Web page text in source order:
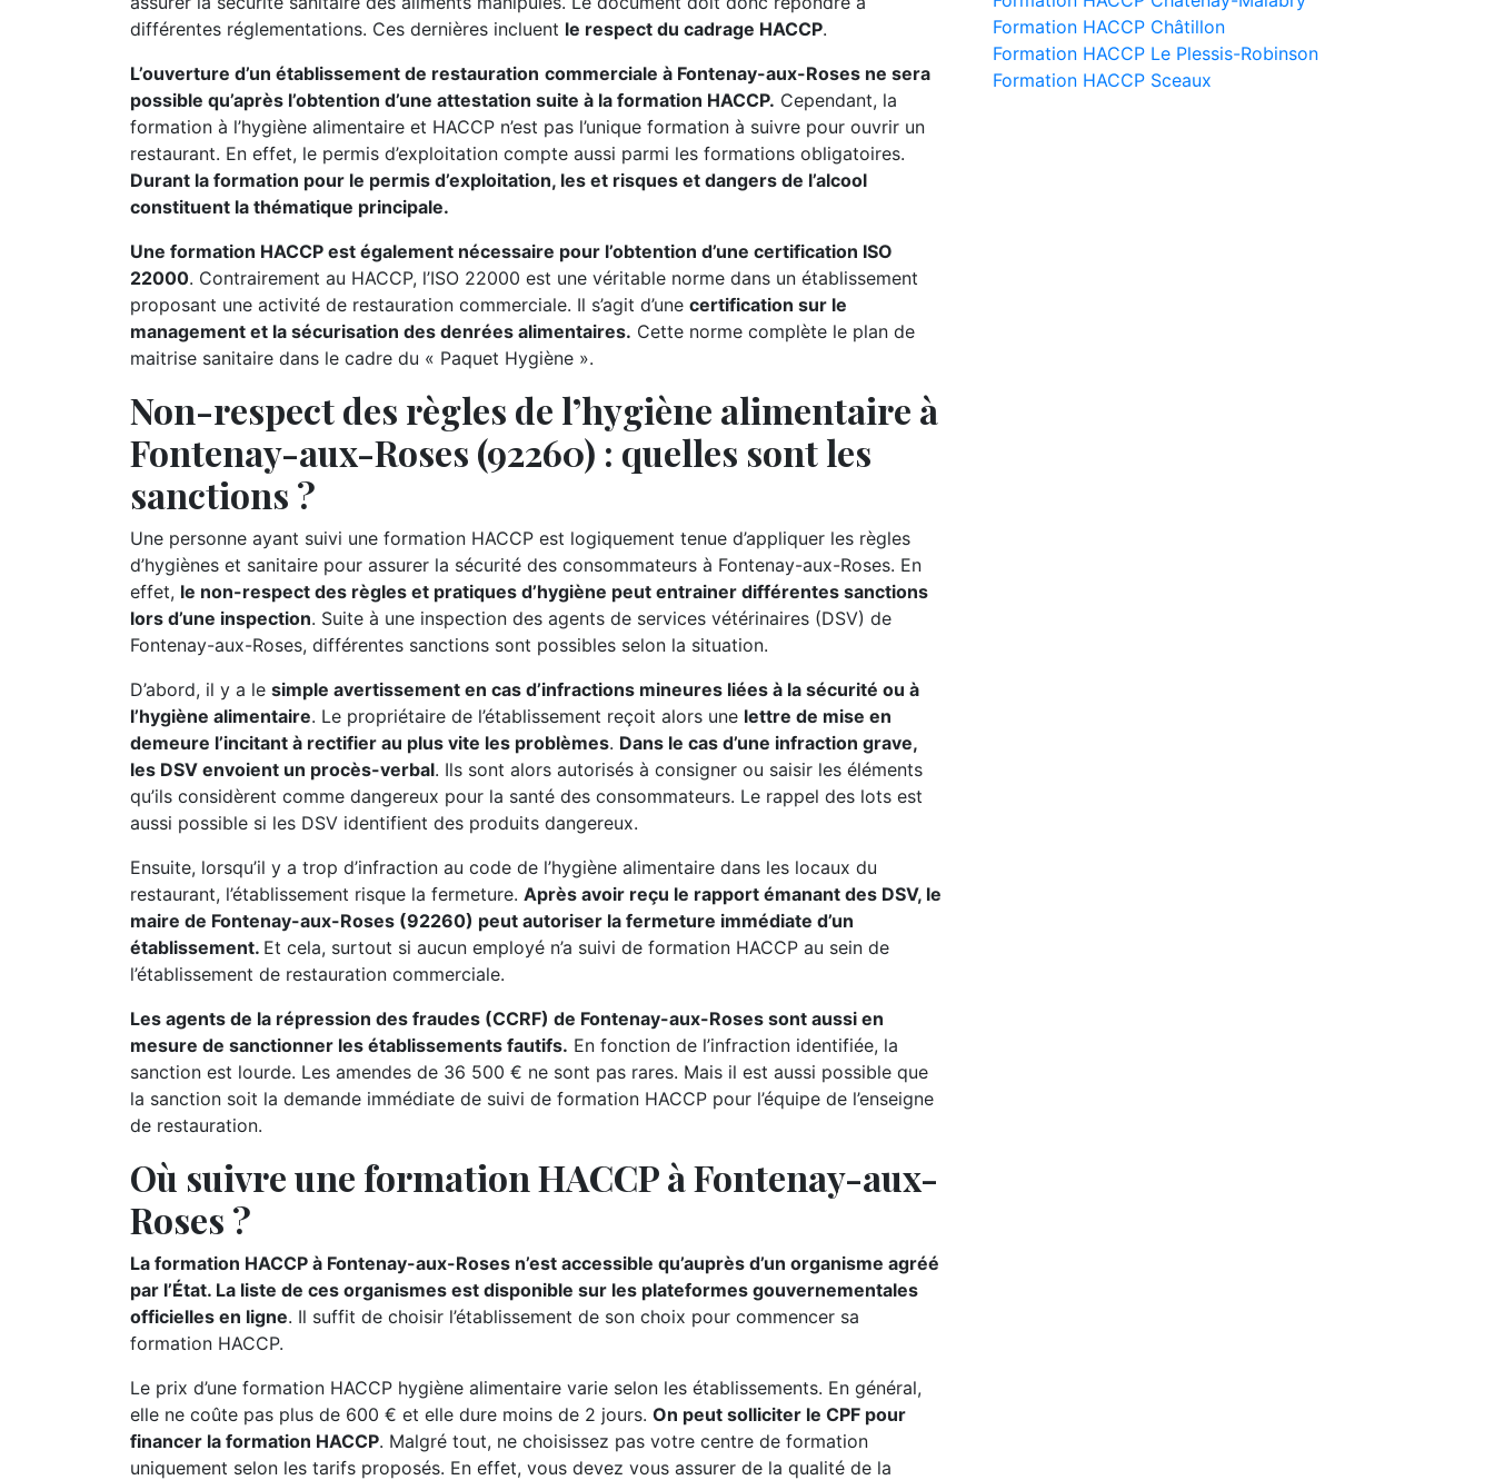
différentes réglementations. Ces dernières incluent le respect du cadrage HACCP.
L’ouverture d’un établissement de restauration commerciale à Fontenay-aux-Roses ne sera
possible qu’après l’obtention d’une attestation suite à la formation HACCP. Cependant, la
formation à l’hygiène alimentaire et HACCP n’est pas l’unique formation à suivre pour ouvrir un
restaurant. En effet, le permis d’exploitation compte aussi parmi les formations obligatoires.
Durant la formation pour le permis d’exploitation, les et risques et dangers de l’alcool
constituent la thématique principale.
Une formation HACCP est également nécessaire pour l’obtention d’une certification ISO
22000. Contrairement au HACCP, l’ISO 22000 est une véritable norme dans un établissement
proposant une activité de restauration commerciale. Il s’agit d’une certification sur le
management et la sécurisation des denrées alimentaires. Cette norme complète le plan de
maitrise sanitaire dans le cadre du « Paquet Hygiène ».
Non-respect des règles de l’hygiène alimentaire à
Fontenay-aux-Roses (92260) : quelles sont les
sanctions ?
Une personne ayant suivi une formation HACCP est logiquement tenue d’appliquer les règles
d’hygiènes et sanitaire pour assurer la sécurité des consommateurs à Fontenay-aux-Roses. En
effet, le non-respect des règles et pratiques d’hygiène peut entrainer différentes sanctions
lors d’une inspection. Suite à une inspection des agents de services vétérinaires (DSV) de
Fontenay-aux-Roses, différentes sanctions sont possibles selon la situation.
D’abord, il y a le simple avertissement en cas d’infractions mineures liées à la sécurité ou à
l’hygiène alimentaire. Le propriétaire de l’établissement reçoit alors une lettre de mise en
demeure l’incitant à rectifier au plus vite les problèmes. Dans le cas d’une infraction grave,
les DSV envoient un procès-verbal. Ils sont alors autorisés à consigner ou saisir les éléments
qu’ils considèrent comme dangereux pour la santé des consommateurs. Le rappel des lots est
aussi possible si les DSV identifient des produits dangereux.
Ensuite, lorsqu’il y a trop d’infraction au code de l’hygiène alimentaire dans les locaux du
restaurant, l’établissement risque la fermeture. Après avoir reçu le rapport émanant des DSV, le
maire de Fontenay-aux-Roses (92260) peut autoriser la fermeture immédiate d’un
établissement. Et cela, surtout si aucun employé n’a suivi de formation HACCP au sein de
l’établissement de restauration commerciale.
Les agents de la répression des fraudes (CCRF) de Fontenay-aux-Roses sont aussi en
mesure de sanctionner les établissements fautifs. En fonction de l’infraction identifiée, la
sanction est lourde. Les amendes de 36 500 € ne sont pas rares. Mais il est aussi possible que
la sanction soit la demande immédiate de suivi de formation HACCP pour l’équipe de l’enseigne
de restauration.
Où suivre une formation HACCP à Fontenay-aux-
Roses ?
La formation HACCP à Fontenay-aux-Roses n’est accessible qu’auprès d’un organisme agréé
par l’État. La liste de ces organismes est disponible sur les plateformes gouvernementales
officielles en ligne. Il suffit de choisir l’établissement de son choix pour commencer sa
formation HACCP.
Le prix d’une formation HACCP hygiène alimentaire varie selon les établissements. En général,
elle ne coûte pas plus de 600 € et elle dure moins de 2 jours. On peut solliciter le CPF pour
financer la formation HACCP. Malgré tout, ne choisissez pas votre centre de formation
uniquement selon les tarifs proposés. En effet, vous devez vous assurer de la qualité de la
Formation HACCP Châtillon
Formation HACCP Le Plessis-Robinson
Formation HACCP Sceaux